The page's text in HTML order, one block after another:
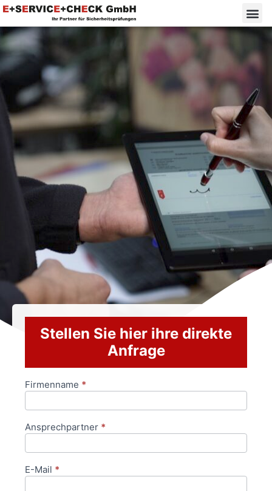
Stellen Sie hier ihre direkte
Anfrage
Anfrageformular
Firmenname *
Ansprechpartner *
E-Mail *